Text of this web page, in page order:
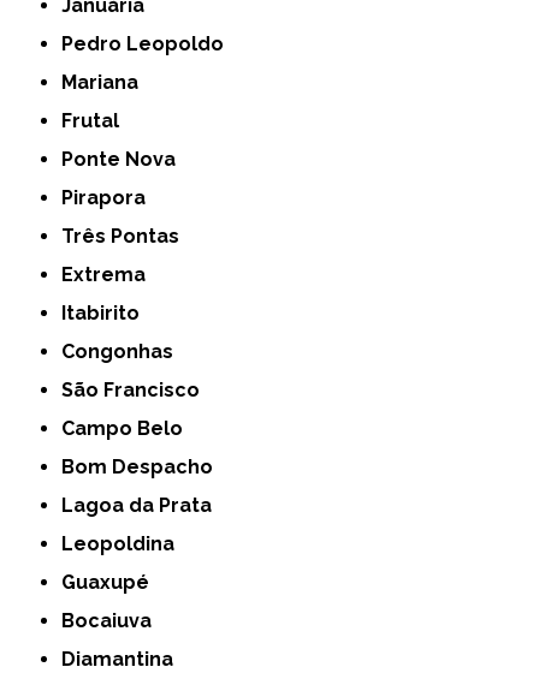
Januária
Pedro Leopoldo
Mariana
Frutal
Ponte Nova
Pirapora
Três Pontas
Extrema
Itabirito
Congonhas
São Francisco
Campo Belo
Bom Despacho
Lagoa da Prata
Leopoldina
Guaxupé
Bocaiuva
Diamantina